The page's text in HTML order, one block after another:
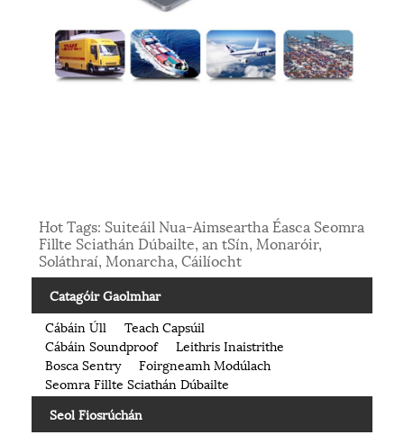
Hot Tags: Suiteáil Nua-Aimseartha Éasca Seomra
Fillte Sciathán Dúbailte, an tSín, Monaróir,
Soláthraí, Monarcha, Cáilíocht
Catagóir Gaolmhar
Cábáin Úll
Teach Capsúil
Cábáin Soundproof
Leithris Inaistrithe
Bosca Sentry
Foirgneamh Modúlach
Seomra Fillte Sciathán Dúbailte
Seol Fiosrúchán